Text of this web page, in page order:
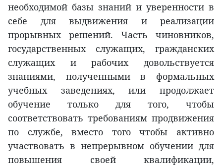
необходимой базы знаний и уверенности в
себе для выдвижения и реализации
прорывных решений. Часть чиновников,
государственных служащих, гражданских
служащих и рабочих довольствуется
знаниями, полученными в формальных
учебных заведениях, или продолжает
обучение только для того, чтобы
соответствовать требованиям продвижения
по службе, вместо того чтобы активно
участвовать в непрерывном обучении для
повышения своей квалификации,